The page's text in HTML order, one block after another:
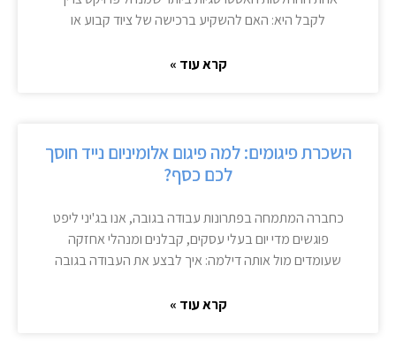
לקבל היא: האם להשקיע ברכישה של ציוד קבוע או
קרא עוד »
השכרת פיגומים: למה פיגום אלומיניום נייד חוסך
לכם כסף?
כחברה המתמחה בפתרונות עבודה בגובה, אנו בג'יני ליפט
פוגשים מדי יום בעלי עסקים, קבלנים ומנהלי אחזקה
שעומדים מול אותה דילמה: איך לבצע את העבודה בגובה
קרא עוד »